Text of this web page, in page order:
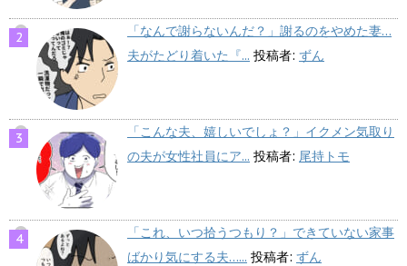
「なんで謝らないんだ？」謝るのをやめた妻…
夫がたどり着いた『... 投稿者: ずん
「こんな夫、嬉しいでしょ？」イクメン気取り
の夫が女性社員にア... 投稿者: 尾持トモ
「これ、いつ拾うつもり？」できていない家事
ばかり気にする夫…... 投稿者: ずん